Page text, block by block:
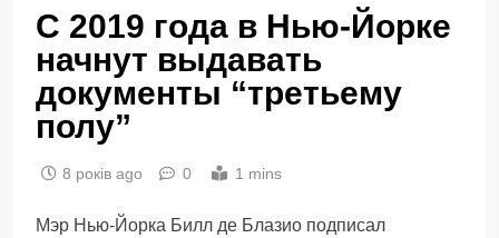
С 2019 года в Нью-Йорке
начнут выдавать
документы “третьему
полу”
8 років ago 0 1 mins
Мэр Нью-Йорка Билл де Блазио подписал